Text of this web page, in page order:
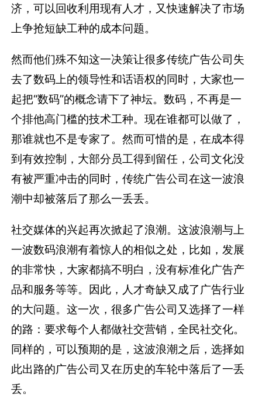
济，可以回收利用现有人才，又快速解决了市场
上争抢短缺工种的成本问题。
然而他们殊不知这一决策让很多传统广告公司失
去了数码上的领导性和话语权的同时，大家也一
起把“数码”的概念请下了神坛。数码，不再是一
个排他高门槛的技术工种。现在谁都可以做了，
那谁就也不是专家了。然而可惜的是，在成本得
到有效控制，大部分员工得到留任，公司文化没
有被严重冲击的同时，传统广告公司在这一波浪
潮中却被落后了那么一丢丢。
社交媒体的兴起再次掀起了浪潮。这波浪潮与上
一波数码浪潮有着惊人的相似之处，比如，发展
的非常快，大家都搞不明白，没有标准化广告产
品和服务等等。因此，人才奇缺又成了广告行业
的大问题。这一次，很多广告公司又选择了一样
的路：要求每个人都做社交营销，全民社交化。
同样的，可以预期的是，这波浪潮之后，选择如
此出路的广告公司又在历史的车轮中落后了一丢
丢。